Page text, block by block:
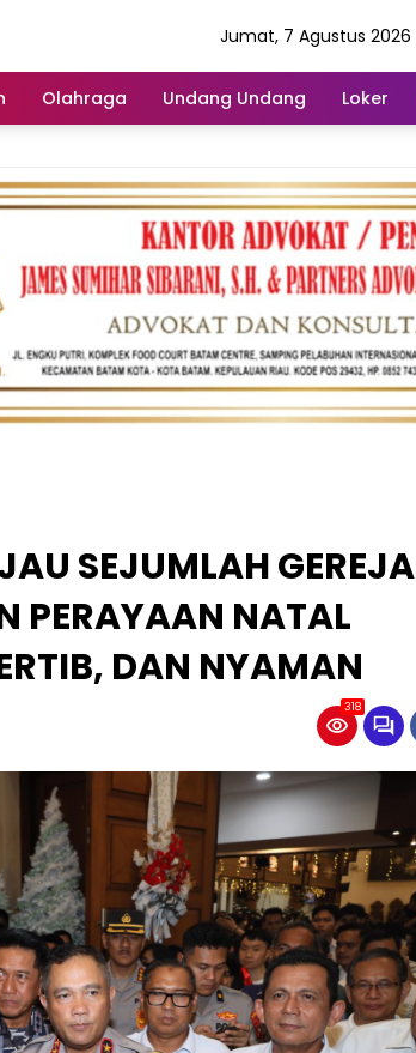
Jumat, 7 Agustus 2026
Olahraga Undang Undang Loker
SEJUMLAH GEREJA
PERAYAAN NATAL
DAN NYAMAN
318